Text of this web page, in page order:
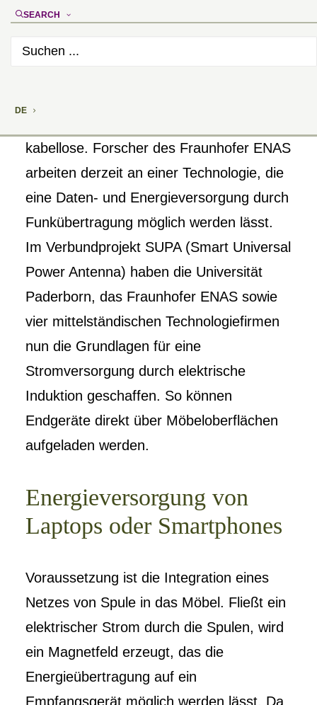
SEARCH
DE
kabellose. Forscher des Fraunhofer ENAS
arbeiten derzeit an einer Technologie, die
eine Daten- und Energieversorgung durch
Funkübertragung möglich werden lässt.
Im Verbundprojekt SUPA (Smart Universal
Power Antenna) haben die Universität
Paderborn, das Fraunhofer ENAS sowie
vier mittelständischen Technologiefirmen
nun die Grundlagen für eine
Stromversorgung durch elektrische
Induktion geschaffen. So können
Endgeräte direkt über Möbeloberflächen
aufgeladen werden.
Energieversorgung von
Laptops oder Smartphones
Voraussetzung ist die Integration eines
Netzes von Spule in das Möbel. Fließt ein
elektrischer Strom durch die Spulen, wird
ein Magnetfeld erzeugt, das die
Energieübertragung auf ein
Empfangsgerät möglich werden lässt. Da